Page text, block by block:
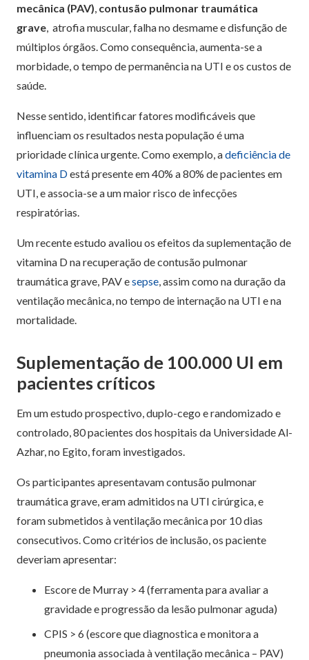
mecânica (PAV), contusão pulmonar traumática
grave, atrofia muscular, falha no desmame e disfunção de
múltiplos órgãos. Como consequência, aumenta-se a
morbidade, o tempo de permanência na UTI e os custos de
saúde.
Nesse sentido, identificar fatores modificáveis que
influenciam os resultados nesta população é uma
prioridade clínica urgente. Como exemplo, adeficiência de
vitamina Destá presente em 40% a 80% de pacientes em
UTI, e associa-se a um maior risco de infecções
respiratórias.
Um recente estudo avaliou os efeitos da suplementação de
vitamina D na recuperação de contusão pulmonar
traumática grave, PAV esepse, assim como na duração da
ventilação mecânica, no tempo de internação na UTI e na
mortalidade.
Suplementação de 100.000 UI em
pacientes críticos
Em um estudo prospectivo, duplo-cego e randomizado e
controlado, 80 pacientes dos hospitais da Universidade Al-
Azhar, no Egito, foram investigados.
Os participantes apresentavam contusão pulmonar
traumática grave, eram admitidos na UTI cirúrgica, e
foram submetidos à ventilação mecânica por 10 dias
consecutivos. Como critérios de inclusão, os paciente
deveriam apresentar:
Escore de Murray > 4 (ferramenta para avaliar a
gravidade e progressão da lesão pulmonar aguda)
CPIS > 6 (escore que diagnostica e monitora a
pneumonia associada à ventilação mecânica – PAV)